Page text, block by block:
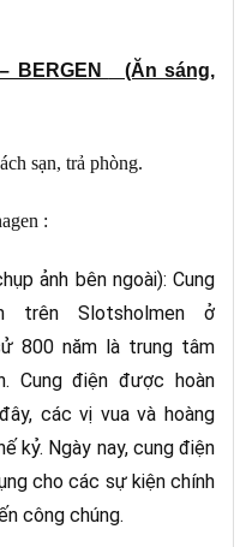
BERGEN
(Ăn sáng,
sạn, trả phòng.
:
ảnh bên ngoài): Cung
trên Slotsholmen ở
800 năm là trung tâm
Cung điện được hoàn
các vị vua và hoàng
kỷ. Ngày nay, cung điện
cho các sự kiện chính
công chúng.